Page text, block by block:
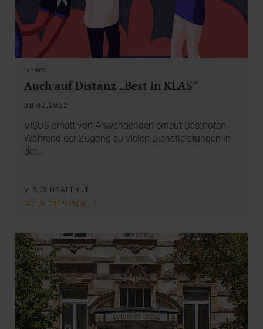
NEWS
Auch auf Distanz „Best in KLAS“
08.02.2022
VISUS erhält von Anwendenden erneut Bestnoten.
Während der Zugang zu vielen Dienstleistungen in
der…
VISUS HEALTH IT
MEHR ERFAHREN